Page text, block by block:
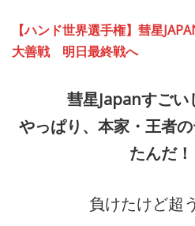
【ハンド世界選手権】彗星
大善戦 明日最終戦へ
彗星Japanすごい
やっぱり、本家・王者
たんだ！
負けたけど超